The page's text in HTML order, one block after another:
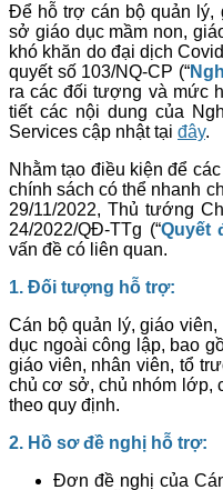
Để hỗ trợ cán bộ quản lý,
sở giáo dục mầm non,
khó khăn do đại dịch
quyết số 103/NQ-CP (“
ra các đối tượng và mức
tiết các nội dung của
Services cập nhật tại đây.
Nhằm tạo điều kiện để
chính sách có thể nhanh
29/11/2022, Thủ tướng
24/2022/QĐ-TTg (“Quyết
vấn đề có liên quan.
1. Đối tượng hỗ trợ:
Cán bộ quản lý, giáo
dục ngoài công lập, bao
giáo viên, nhân viên, tổ
chủ cơ sở, chủ nhóm lớp,
theo quy định.
2. Hồ sơ đề nghị hỗ trợ:
Đơn đề nghị của